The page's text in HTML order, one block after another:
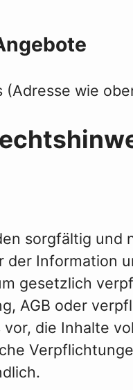
(Adresse wie
sorgfältig und
der Information
gesetzlich
AGB oder
die Inhalte